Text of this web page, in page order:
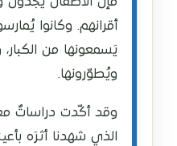
أقرانهم. وكانوا
يَسمعونها من الكبار،
ويُطوّرونها.
وقد أكّدت دراساتٌ
الذي شهدنا أثرَه